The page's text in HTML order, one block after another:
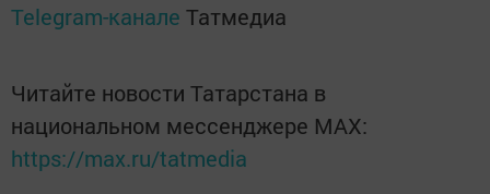
Telegram-канале Татмедиа
Читайте новости Татарстана в
национальном мессенджере MАХ:
https://max.ru/tatmedia